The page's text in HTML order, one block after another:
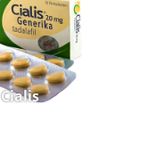
Cialis